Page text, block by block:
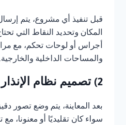
قبل تنفيذ أي مشروع، يتم
المكان وتحديد النقاط التي
أجراس أو لوحات تحكم، مع
والمساحات الداخلية والخارجية.
2) تصميم نظام الإنذار المناسب
بعد المعاينة، يتم وضع تصور
سواء كان تقليديًا أو معنونا، مع